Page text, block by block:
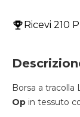
Ricevi 210
Borsa a tracolla
Op in tessuto